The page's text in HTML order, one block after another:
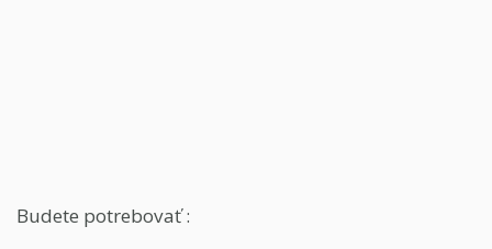
Budete potrebovať :